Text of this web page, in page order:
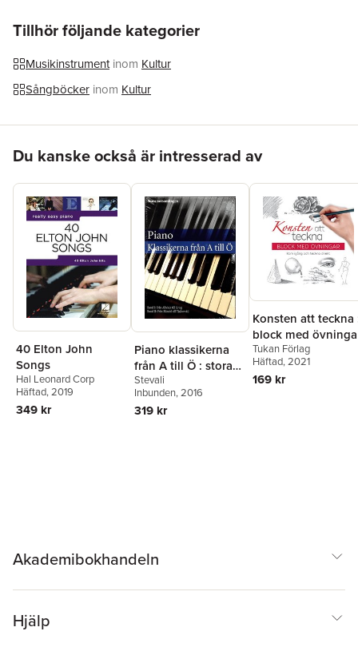
Tillhör följande kategorier
Musikinstrument inom Kultur
Sångböcker inom Kultur
Du kanske också är intresserad av
40 Elton John
Songs
Hal Leonard Corp
Häftad, 2019
349 kr
Piano klassikerna
från A till Ö : stora
notsamlingen
Stevali
Inbunden, 2016
319 kr
Konsten att teckna
block med
Tukan Förlag
Häftad, 2021
169 kr
Akademibokhandeln
Hjälp